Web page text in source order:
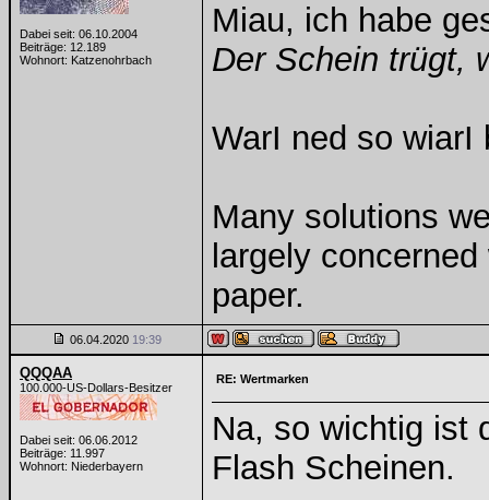
Dabei seit: 06.10.2004
Beiträge: 12.189
Wohnort: Katzenohrbach
Miau, ich habe
Der Schein trügt,
WarI ned so wiarI
Many solutions
largely
paper.
06.04.2020 19:39
QQQAA
100.000-US-Dollars-Besitzer
Dabei seit: 06.06.2012
Beiträge: 11.997
Wohnort: Niederbayern
RE: Wertmarken
Na, so wichtig ist
Flash Scheinen.